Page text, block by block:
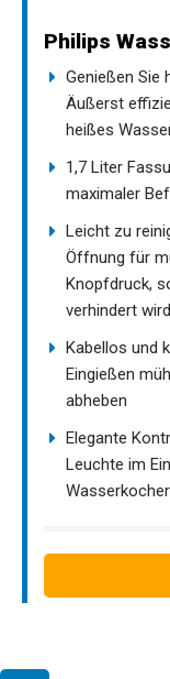
Philips
Genießen Sie
Äußerst
heißes
1,7 Liter
maximaler
Leicht zu
Öffnung für
Knopfdruck,
verhindert wird
Kabellos und
Eingießen
abheben
Elegante
Leuchte im